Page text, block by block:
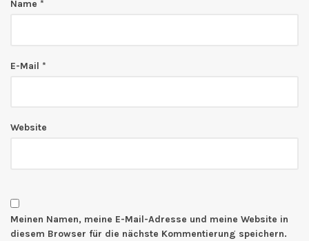
Name *
E-Mail *
Website
Meinen Namen, meine E-Mail-Adresse und meine Website in
diesem Browser für die nächste Kommentierung speichern.